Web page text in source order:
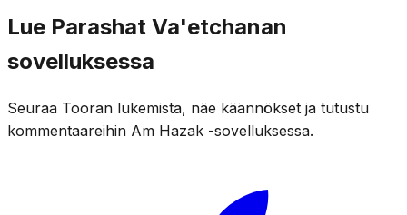
Lue Parashat Va'etchanan
sovelluksessa
Seuraa Tooran lukemista, näe käännökset ja tutustu
kommentaareihin Am Hazak -sovelluksessa.